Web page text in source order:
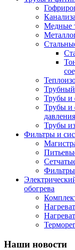
Медные
Трубный
Трубы и
Трубы и
Трубы
Фильтры и
обогрева
Наши новости